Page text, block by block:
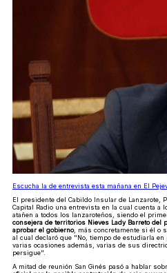
Escucha la de entrevista esta mañana en El
El presidente del Cabildo Insular de Lanzarote,
Capital Radio una entrevista en la cual cuenta
atañen a todos los lanzaroteños, siendo el
consejera de territorios Nieves Lady Barreto del
aprobar el gobierno, más concretamente si él o
al cual declaró que "No, tiempo de estudiarla
varias ocasiones además, varias de sus
persigue".
A mitad de reunión San Ginés pasó a hablar